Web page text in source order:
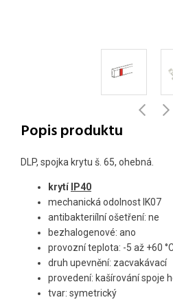
Popis produktu
DLP, spojka krytu š. 65, ohebná.
krytí IP40
mechanická odolnost IK07
antibakteriílní ošetření: ne
bezhalogenové: ano
provozní teplota: -5 až +60
druh upevnění: zacvakávací
provedení: kašírování spoje
tvar: symetrický